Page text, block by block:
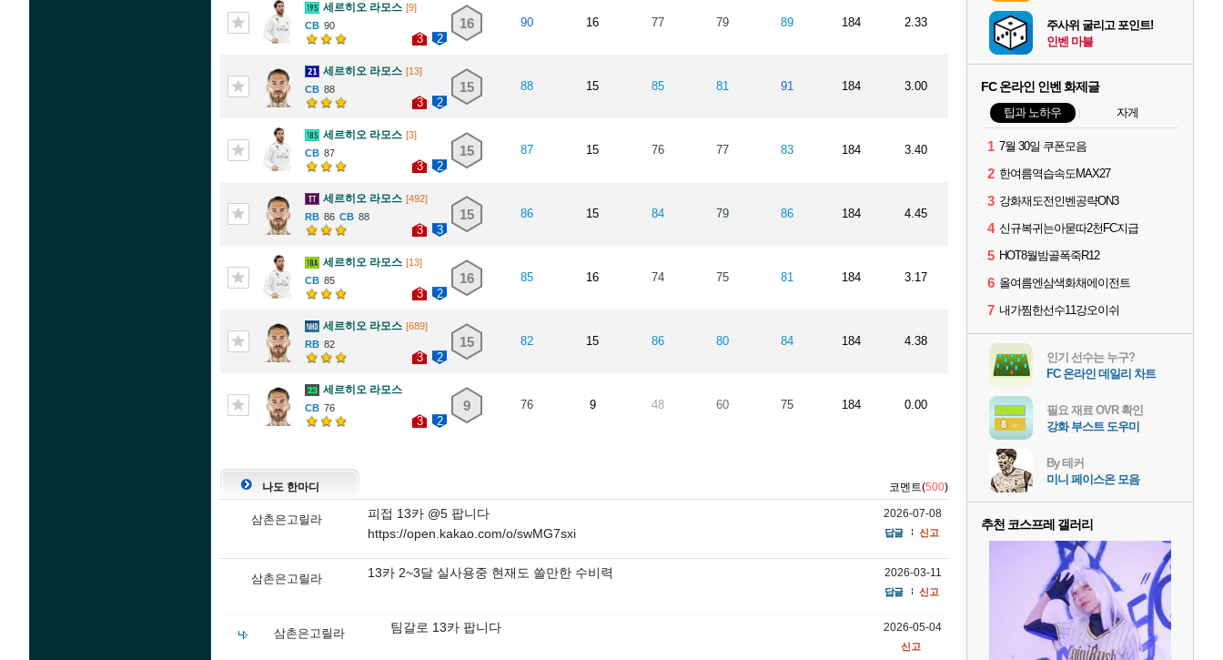
세르히오 라모스 [9]
90
3 2
16 90 16 77 79 89 184 2.33
세르히오 라모스 [13]
88
3 2
15 88 15 85 81 91 184 3.00
세르히오 라모스 [3]
87
3 2
15 87 15 76 77 83 184 3.40
세르히오 라모스 [492]
86
88
3 3
15 86 15 84 79 86 184 4.45
세르히오 라모스 [13]
85
3 2
16 85 16 74 75 81 184 3.17
세르히오 라모스 [689]
82
3 2
15 82 15 86 80 84 184 4.38
세르히오 라모스
76
3 2
9 76 9 48 60 75 184 0.00
나도 한마디 코멘트(500)
삼촌은고릴라
피접 13카 @5 팝니다
https://open.kakao.com/o/swMG7sxi
2026-07-08
답글 신고
삼촌은고릴라 13카 2~3달 실사용중 현재도 쓸만한 수비력 2026-03-11
답글 신고
삼촌은고릴라 팀갈로 13카 팝니다 2026-05-04
신고
주사위 굴리고 포인트!
인벤 마블
FC 온라인 인벤 화제글
팁과 노하우 자게
1 7월 30일 쿠폰모음
2 한여름역습속도MAX27
3 강화재도전인벤공략ON3
4 신규복귀는아묻따2천FC지급
5 HOT8월밤골폭죽R12
6 올여름엔삼색화채에이전트
7 내가찜한선수11강오이쉬
인기 선수는 누구?
FC 온라인 데일리 차트
필요 재료 OVR 확인
강화 부스트 도우미
By 테커
미니 페이스온 모음
추천 코스프레 갤러리